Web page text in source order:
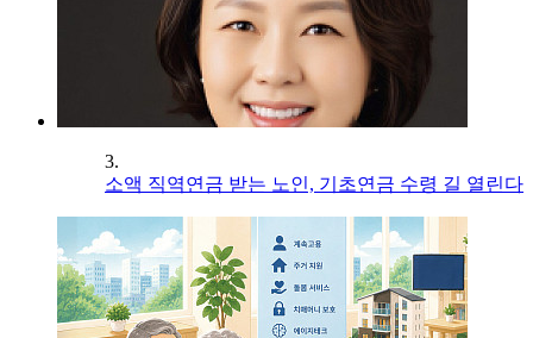
3.
소액 직역연금 받는 노인, 기초연금 수령 길 열린다